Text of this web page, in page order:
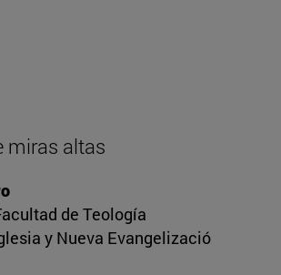
miras altas
de Teología
y Nueva Evangelizació